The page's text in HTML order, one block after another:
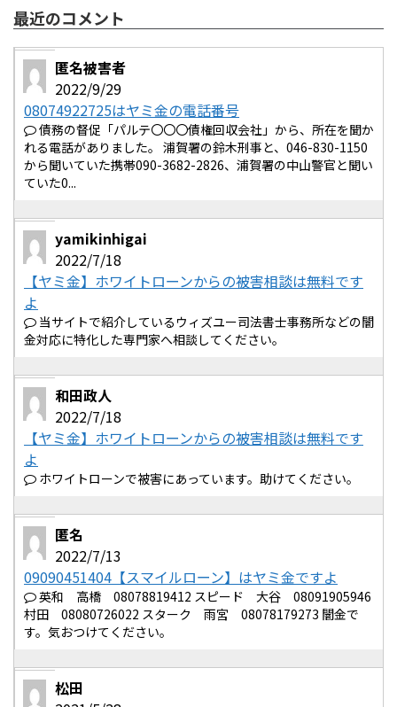
最近のコメント
匿名被害者
2022/9/29
08074922725はヤミ金の電話番号
債務の督促「パルテ〇〇〇債権回収会社」から、所在を聞か
れる電話がありました。 浦賀署の鈴木刑事と、046-830-1150
から聞いていた携帯090-3682-2826、浦賀署の中山警官と聞い
ていた0...
yamikinhigai
2022/7/18
【ヤミ金】ホワイトローンからの被害相談は無料です
よ
当サイトで紹介しているウィズユー司法書士事務所などの闇
金対応に特化した専門家へ相談してください。
和田政人
2022/7/18
【ヤミ金】ホワイトローンからの被害相談は無料です
よ
ホワイトローンで被害にあっています。助けてください。
匿名
2022/7/13
09090451404【スマイルローン】はヤミ金ですよ
英和 高橋 08078819412 スピード 大谷 08091905946
村田 08080726022 スターク 雨宮 08078179273 闇金で
す。気おつけてください。
松田